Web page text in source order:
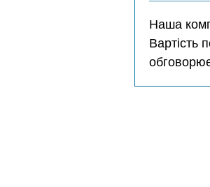
Наша
Вартість